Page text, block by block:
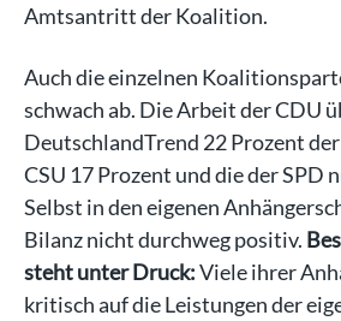
Amtsantritt der Koalition.
Auch die einzelnen
schwach ab. Die Arbeit der CDU
DeutschlandTrend 22 Prozent
CSU 17 Prozent und die der SPD
Selbst in den eigenen
Bilanz nicht durchweg positiv.
steht unter Druck:Viele ihrer
kritisch auf die Leistungen der